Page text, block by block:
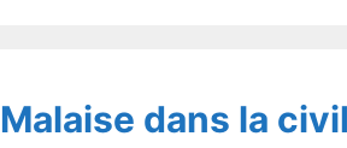
Malaise dans la